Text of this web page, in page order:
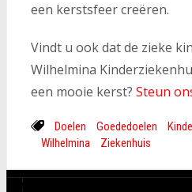
een kerstsfeer creëren.
Vindt u ook dat de zieke
Wilhelmina
een mooie kerst? Steun
Doelen Goededoelen
Wilhelmina
Ziekenhuis